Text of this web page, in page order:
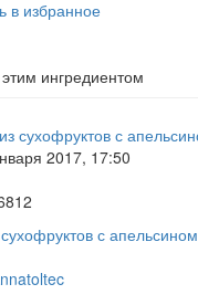
в избранное
ингредиентом
2017, 17:50
с апельсином